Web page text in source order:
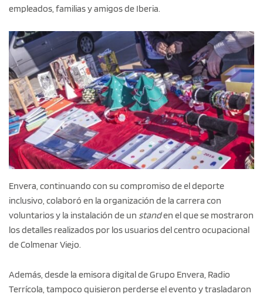
empleados, familias y amigos de Iberia.
Envera, continuando con su compromiso de el deporte
inclusivo, colaboró en la organización de la carrera con
voluntarios y la instalación de un standen el que se mostraron
los detalles realizados por los usuarios del centro ocupacional
de Colmenar Viejo.
Además, desde la emisora digital de Grupo Envera, Radio
Terrícola, tampoco quisieron perderse el evento y trasladaron